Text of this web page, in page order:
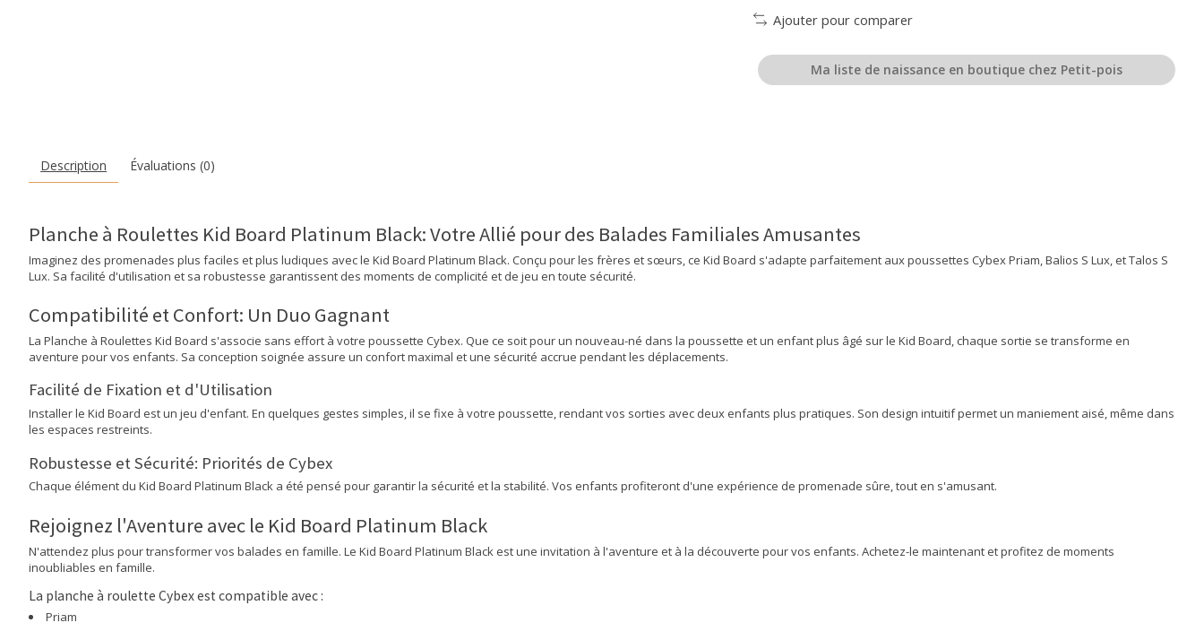
Ajouter pour comparer
Ma liste de naissance en boutique chez Petit-pois
Description Évaluations (0)
Planche à Roulettes Kid Board Platinum Black: Votre Allié pour des Balades Familiales Amusantes
Imaginez des promenades plus faciles et plus ludiques avec le Kid Board Platinum Black. Conçu pour les frères et sœurs, ce Kid Board s'adapte parfaitement aux poussettes Cybex Priam, Balios S Lux, et Talos S
Lux. Sa facilité d'utilisation et sa robustesse garantissent des moments de complicité et de jeu en toute sécurité.
Compatibilité et Confort: Un Duo Gagnant
La Planche à Roulettes Kid Board s'associe sans effort à votre poussette Cybex. Que ce soit pour un nouveau-né dans la poussette et un enfant plus âgé sur le Kid Board, chaque sortie se transforme en
aventure pour vos enfants. Sa conception soignée assure un confort maximal et une sécurité accrue pendant les déplacements.
Facilité de Fixation et d'Utilisation
Installer le Kid Board est un jeu d'enfant. En quelques gestes simples, il se fixe à votre poussette, rendant vos sorties avec deux enfants plus pratiques. Son design intuitif permet un maniement aisé, même dans
les espaces restreints.
Robustesse et Sécurité: Priorités de Cybex
Chaque élément du Kid Board Platinum Black a été pensé pour garantir la sécurité et la stabilité. Vos enfants profiteront d'une expérience de promenade sûre, tout en s'amusant.
Rejoignez l'Aventure avec le Kid Board Platinum Black
N'attendez plus pour transformer vos balades en famille. Le Kid Board Platinum Black est une invitation à l'aventure et à la découverte pour vos enfants. Achetez-le maintenant et profitez de moments
inoubliables en famille.
La planche à roulette Cybex est compatible avec :
Priam